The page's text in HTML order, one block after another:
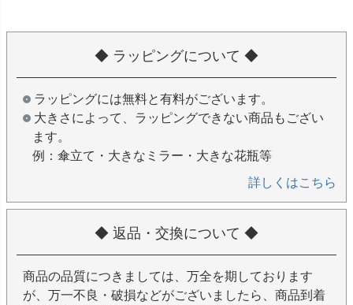
◆ ラッピングについて ◆
ラッピングには無料と有料がございます。
大きさによって、ラッピングできない商品もござい
ます。
例：傘立て・大きなミラー・大きな花瓶等
詳しくはこちら
◆ 返品・交換について ◆
商品の品質につきましては、万全を期しております
が、万一不良・破損などがございましたら、商品到着